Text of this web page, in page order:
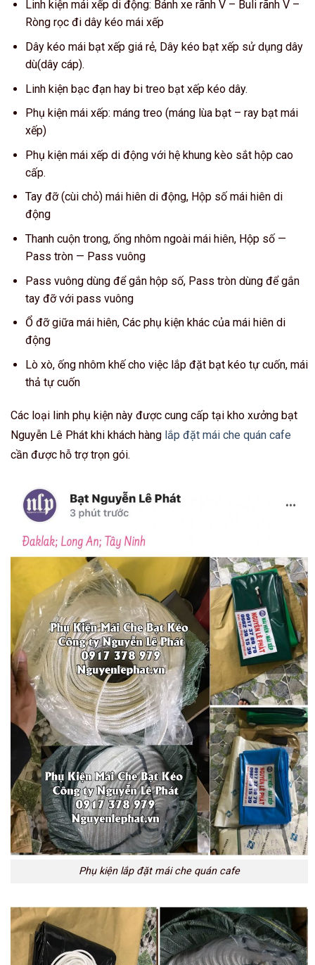
Linh kiện mái xếp di động: Bánh xe rãnh V – Buli rãnh V –
Ròng rọc đi dây kéo mái xếp
Dây kéo mái bạt xếp giá rẻ, Dây kéo bạt xếp sử dụng dây
dù(dây cáp).
Linh kiện bạc đạn hay bi treo bạt xếp kéo dây.
Phụ kiện mái xếp: máng treo (máng lùa bạt – ray bạt mái
xếp)
Phụ kiện mái xếp di động với hệ khung kèo sắt hộp cao
cấp.
Tay đỡ (cùi chỏ) mái hiên di động, Hộp số mái hiên di
động
Thanh cuộn trong, ống nhôm ngoài mái hiên, Hộp số —
Pass tròn — Pass vuông
Pass vuông dùng để gắn hộp số, Pass tròn dùng để gắn
tay đỡ với pass vuông
Ổ đỡ giữa mái hiên, Các phụ kiện khác của mái hiên di
động
Lò xò, ống nhôm khế cho việc lắp đặt bạt kéo tự cuốn, mái
thả tự cuốn
Các loại linh phụ kiện này được cung cấp tại kho xưởng bạt
Nguyễn Lê Phát khi khách hàng lắp đặt mái che quán cafe
cần được hỗ trợ trọn gói.
Phụ kiện lắp đặt mái che quán cafe